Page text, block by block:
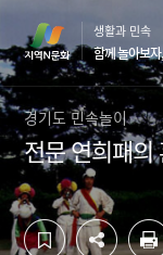
텐
츠
영
역
바
가
기
단
영
역
바
로
기
생활과 민속
함께 놀아보
경기도 민속놀이
전문 연희패의